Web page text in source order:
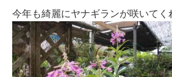
今年も綺麗にヤナギランが咲いてく